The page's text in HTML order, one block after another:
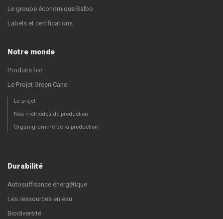
Le groupe économique Balbo
Labels et certifications
Notre monde
Produits bio
Le Projet Green Cane
Le projet
Nos méthodes de production
Organigramme de la production
Durabilité
Autosuffisance énergétique
Les ressources en eau
Biodiversité